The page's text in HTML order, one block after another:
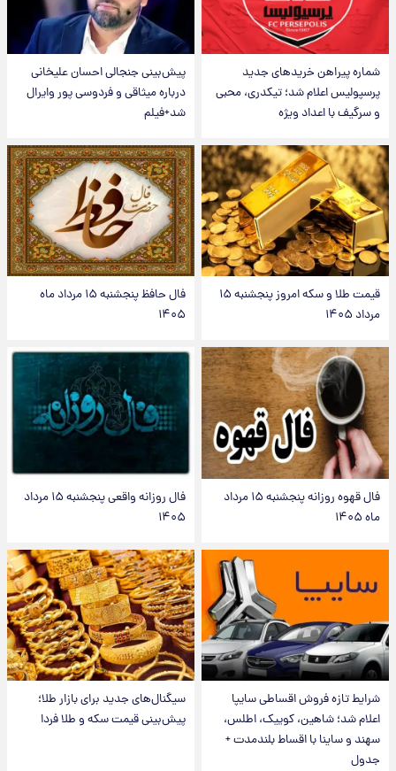
شماره پیراهن خریدهای جدید
پرسپولیس اعلام شد؛ تیکدری، محبی
و سرگیف با اعداد ویژه
پیش‌بینی جنجالی احسان علیخانی
درباره میثاقی و فردوسی پور وایرال
شد+فیلم
قیمت طلا و سکه امروز پنجشنبه ۱۵
مرداد ۱۴۰۵
فال حافظ پنجشنبه ۱۵ مرداد ماه
۱۴۰۵
فال قهوه روزانه پنجشنبه ۱۵ مرداد
ماه ۱۴۰۵
فال روزانه واقعی پنجشنبه ۱۵ مرداد
۱۴۰۵
شرایط تازه فروش اقساطی سایپا
اعلام شد؛ شاهین، کوییک، اطلس،
سهند و ساینا با اقساط بلندمدت +
جدول
سیگنال‌های جدید برای بازار طلا؛
پیش‌بینی قیمت سکه و طلا فردا